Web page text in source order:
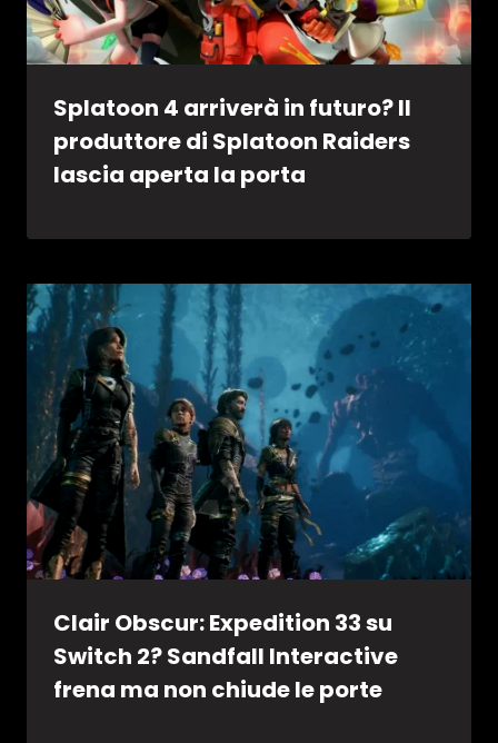
Splatoon 4 arriverà in futuro? Il
produttore di Splatoon Raiders
lascia aperta la porta
Clair Obscur: Expedition 33 su
Switch 2? Sandfall Interactive
frena ma non chiude le porte